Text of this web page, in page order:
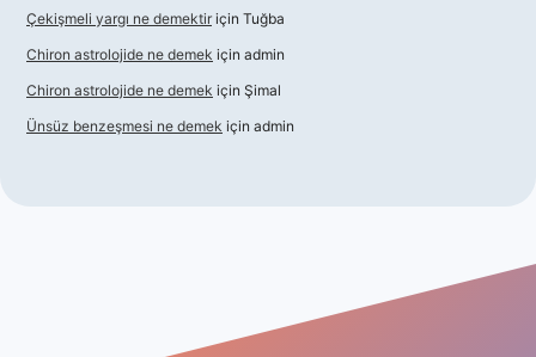
Çekişmeli yargı ne demektir için Tuğba
Chiron astrolojide ne demek için admin
Chiron astrolojide ne demek için Şimal
Ünsüz benzeşmesi ne demek için admin